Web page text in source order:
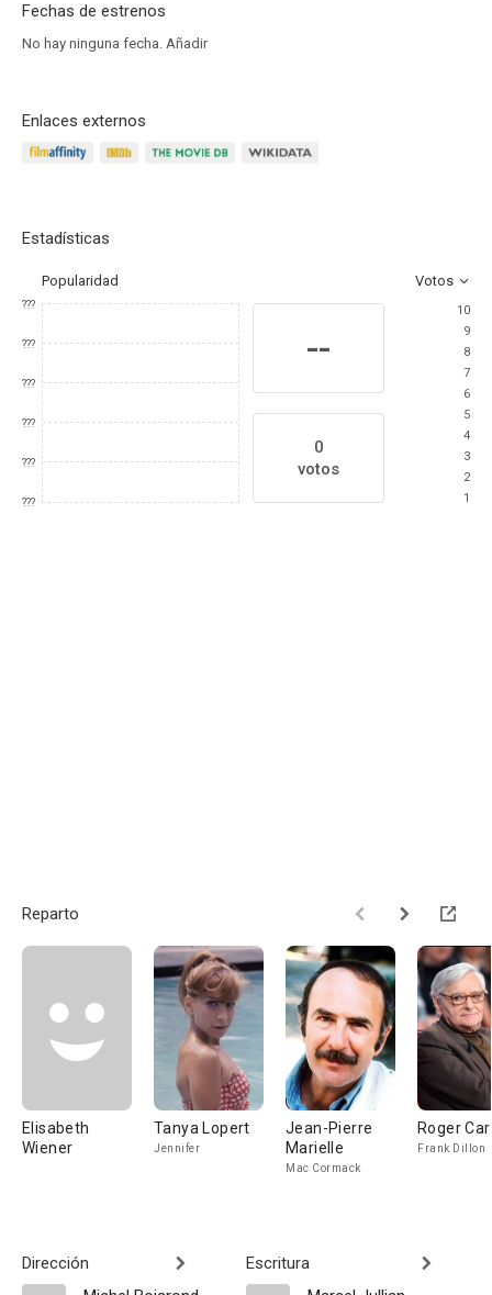
Fechas de estrenos
No hay ninguna fecha. Añadir
Enlaces externos
Estadísticas
Popularidad Votos
???
???
???
???
???
???
--
0
votos
10
9
8
7
6
5
4
3
2
1
Reparto
Elisabeth
Wiener
Tanya Lopert
Jennifer
Jean-Pierre
Marielle
Mac Cormack
Roger
Frank Dillon
Dirección
Escritura